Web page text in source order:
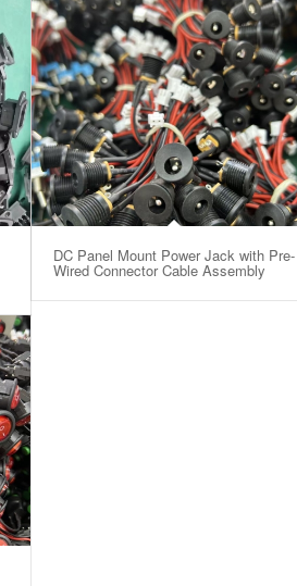
DC Panel Mount Power Jack with Pre-
Wired Connector Cable Assembly